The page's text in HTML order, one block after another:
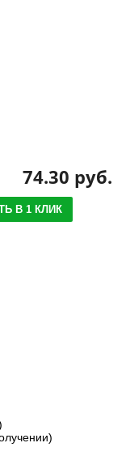
74.30 руб.
В 1 КЛИК